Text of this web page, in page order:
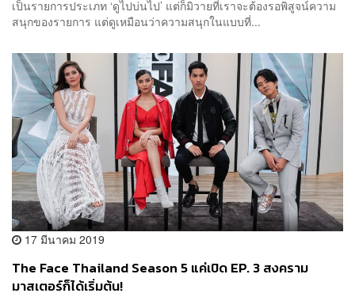
เป็นรายการประเภท ‘ดูไปบ่นไป’ แต่ก็มิวายที่เราจะต้องรอพิสูจน์ความ
สนุกของรายการ แต่ดูเหมือนว่าความสนุกในแบบที่...
17 มีนาคม 2019
The Face Thailand Season 5 แค่เปิด EP. 3 สงคราม
มาสเตอร์ก็ได้เริ่มต้น!